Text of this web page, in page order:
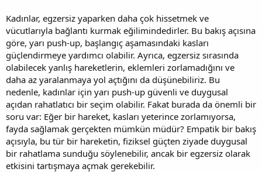
Kadınlar, egzersiz yaparken daha çok hissetmek ve
vücutlarıyla bağlantı kurmak eğilimindedirler. Bu bakış açısına
göre, yarı push-up, başlangıç aşamasındaki kasları
güçlendirmeye yardımcı olabilir. Ayrıca, egzersiz sırasında
olabilecek yanlış hareketlerin, eklemleri zorlamadığını ve
daha az yaralanmaya yol açtığını da düşünebiliriz. Bu
nedenle, kadınlar için yarı push-up güvenli ve duygusal
açıdan rahatlatıcı bir seçim olabilir. Fakat burada da önemli bir
soru var: Eğer bir hareket, kasları yeterince zorlamıyorsa,
fayda sağlamak gerçekten mümkün müdür? Empatik bir bakış
açısıyla, bu tür bir hareketin, fiziksel güçten ziyade duygusal
bir rahatlama sunduğu söylenebilir, ancak bir egzersiz olarak
etkisini tartışmaya açmak gerekebilir.